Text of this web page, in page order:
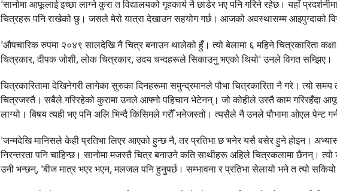
'सानोमा आफूलाई इच्छा लाग्ने कुरा त विद्यालयको गृहकार्य नै छाडेर भए पनि गरिने रहेछ। यहाँ
चित्रहरू पनि राखेको छु। जसले मेरो यात्रा देखाउन सहयोग गर्छ। आजको अवस्थासम्म आइपुग्दाको
'औपचारिक रुपमा २०४९ सालदेखि नै चित्र बनाउन थालेको हुँ। त्यो बे‍लामा ६ महिने चित्रकारिता
चित्रकार, दीपक जोशी, लोक चित्रकार, उदय चन्दहरूले सिकाउनु भएको थियो' उनले विगत सम्झिए।
चित्रकारितामा देखिनेगरी लागेका सुरुका दिनहरूमा समुन्द्रमानले पौभा चित्रकारिता नै गरे। त्यो समय
चित्रजस्तै। सबैले गरिरहेको कुरामा उनले आफ्नो पहिचान भेटेनन्। जो कोहीले उस्तै काम गरिरहँदा
लाग्यो। बिषय त्यही भए पनि अलि भिन्दै किसिमले गरौँ भनेजस्तो। त्यसैले नै उनले पौभामा ओएल पेन्ट
'जन्मदेखि मानिसले केही प्रतिभा लिएर आएको हुन्छ नै, तर प्रतिभा छ भनेर यसै बसेर हुने होइन।
निरन्तरता पनि चाहिन्छ। सानोमा मजस्तै चित्र बनाउने कति साथीहरू अहिले चित्रकलामा छैनन्। त्यो
उनी भन्छन्, 'बीज मात्र भएर भएन, मलजल पनि हुनुपर्छ। सम्भावना र प्रतिभा सेलायो भने त त्यो